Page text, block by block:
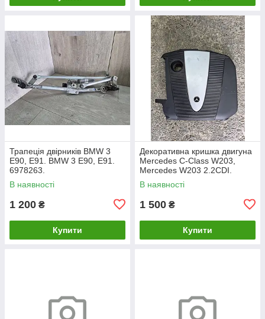
Трапеція двірників BMW 3
E90, E91. BMW 3 Е90, Е91.
6978263.
В наявності
1 200 ₴
Купити
Декоративна кришка двигуна
Mercedes C-Class W203,
Mercedes W203 2.2CDI.
A6460100467.
В наявності
1 500 ₴
Купити